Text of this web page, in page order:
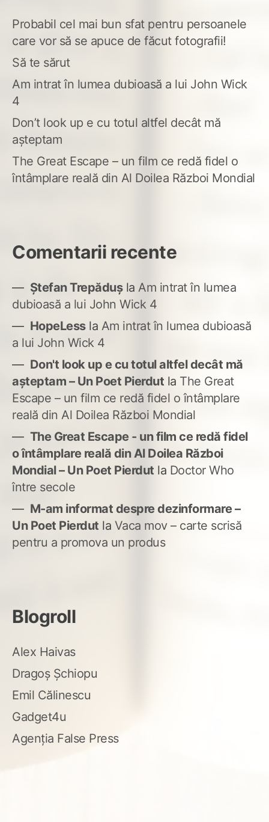
Probabil cel mai bun sfat pentru persoanele
care vor să se apuce de făcut fotografii!
Să te sărut
Am intrat în lumea dubioasă a lui John Wick
4
Don’t look up e cu totul altfel decât mă
așteptam
The Great Escape – un film ce redă fidel o
întâmplare reală din Al Doilea Război Mondial
Comentarii recente
Ștefan Trepădușla Am intrat în lumea
dubioasă a lui John Wick 4
HopeLessla Am intrat în lumea dubioasă
a lui John Wick 4
Don't look up e cu totul altfel decât mă
așteptam – Un Poet Pierdut la The Great
Escape – un film ce redă fidel o întâmplare
reală din Al Doilea Război Mondial
The Great Escape - un film ce redă fidel
o întâmplare reală din Al Doilea Război
Mondial – Un Poet Pierdut la Doctor Who
între secole
M-am informat despre dezinformare –
Un Poet Pierdut la Vaca mov – carte scrisă
pentru a promova un produs
Blogroll
Alex Haivas
Dragoș Șchiopu
Emil Călinescu
Gadget4u
Agenția False Press